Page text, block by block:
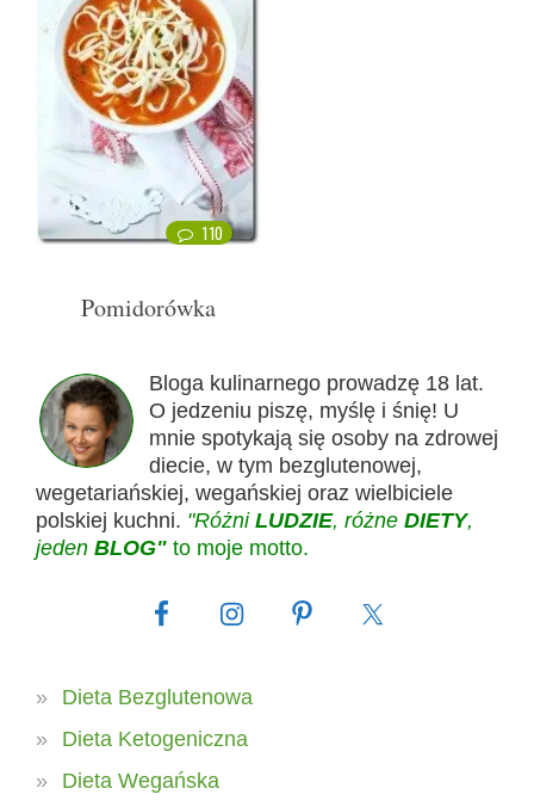
110
Pomidorówka
Bloga kulinarnego prowadzę 18 lat.
O jedzeniu piszę, myślę i śnię! U
mnie spotykają się osoby na zdrowej
diecie, w tym bezglutenowej,
wegetariańskiej, wegańskiej oraz wielbiciele
polskiej kuchni. "Różni LUDZIE, różne DIETY,
jeden BLOG" to moje motto.
Dieta Bezglutenowa
Dieta Ketogeniczna
Dieta Wegańska